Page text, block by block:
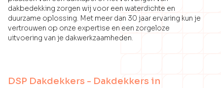
dakbedekking zorgen wij voor een waterdichte en
duurzame oplossing. Met meer dan 30 jaar ervaring kun je
vertrouwen op onze expertise en een zorgeloze
uitvoering van je dakwerkzaamheden.
DSP Dakdekkers - Dakdekkers in